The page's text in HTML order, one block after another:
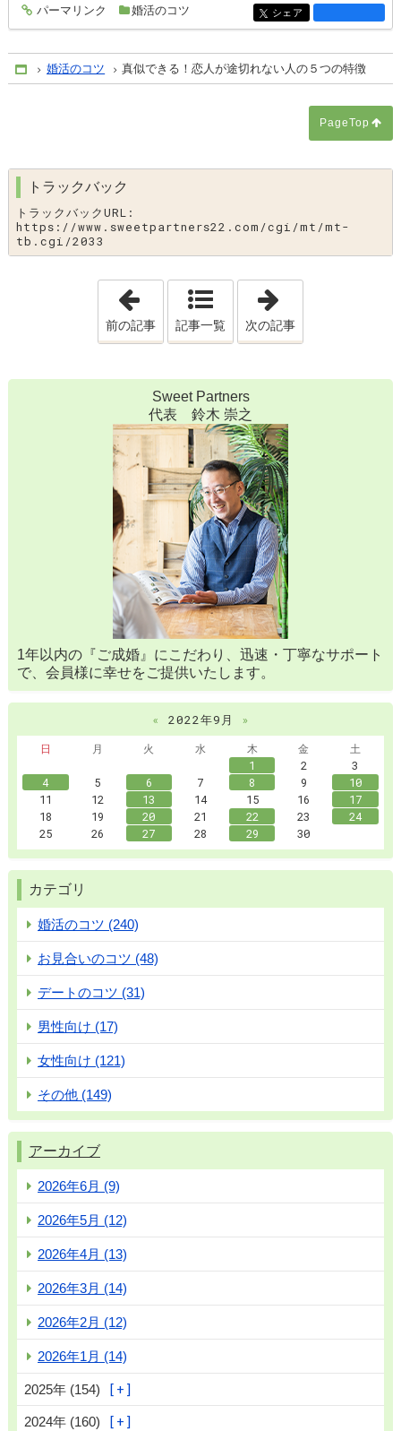
entry2047
パーマリンク 婚活のコツ entry2047
シェア
Home
婚活のコツ 真似できる！恋人が途切れない人の５つの特徴
PageTop
トラックバック
トラックバックURL:
https://www.sweetpartners22.com/cgi/mt/mt-
tb.cgi/2033
女性から好感を持たれる男性はこのひ
前の記事 記事一覧 次の記事
Sweet Partners
代表 鈴木 崇之
1年以内の『ご成婚』にこだわり、迅速・丁寧なサポート
で、会員様に幸せをご提供いたします。
« 2022年9月
»
日
月 火 水 木 金
土
1
2
3
4
5 6 7 8 9
10
11
12 13 14 15 16
17
18
19 20 21 22 23
24
25
26 27 28 29 30
カテゴリ
婚活のコツ (240)
お見合いのコツ (48)
デートのコツ (31)
男性向け (17)
女性向け (121)
その他 (149)
アーカイブ
2026年6月 (9)
2026年5月 (12)
2026年4月 (13)
2026年3月 (14)
2026年2月 (12)
2026年1月 (14)
2025年 (154)
2024年 (160)